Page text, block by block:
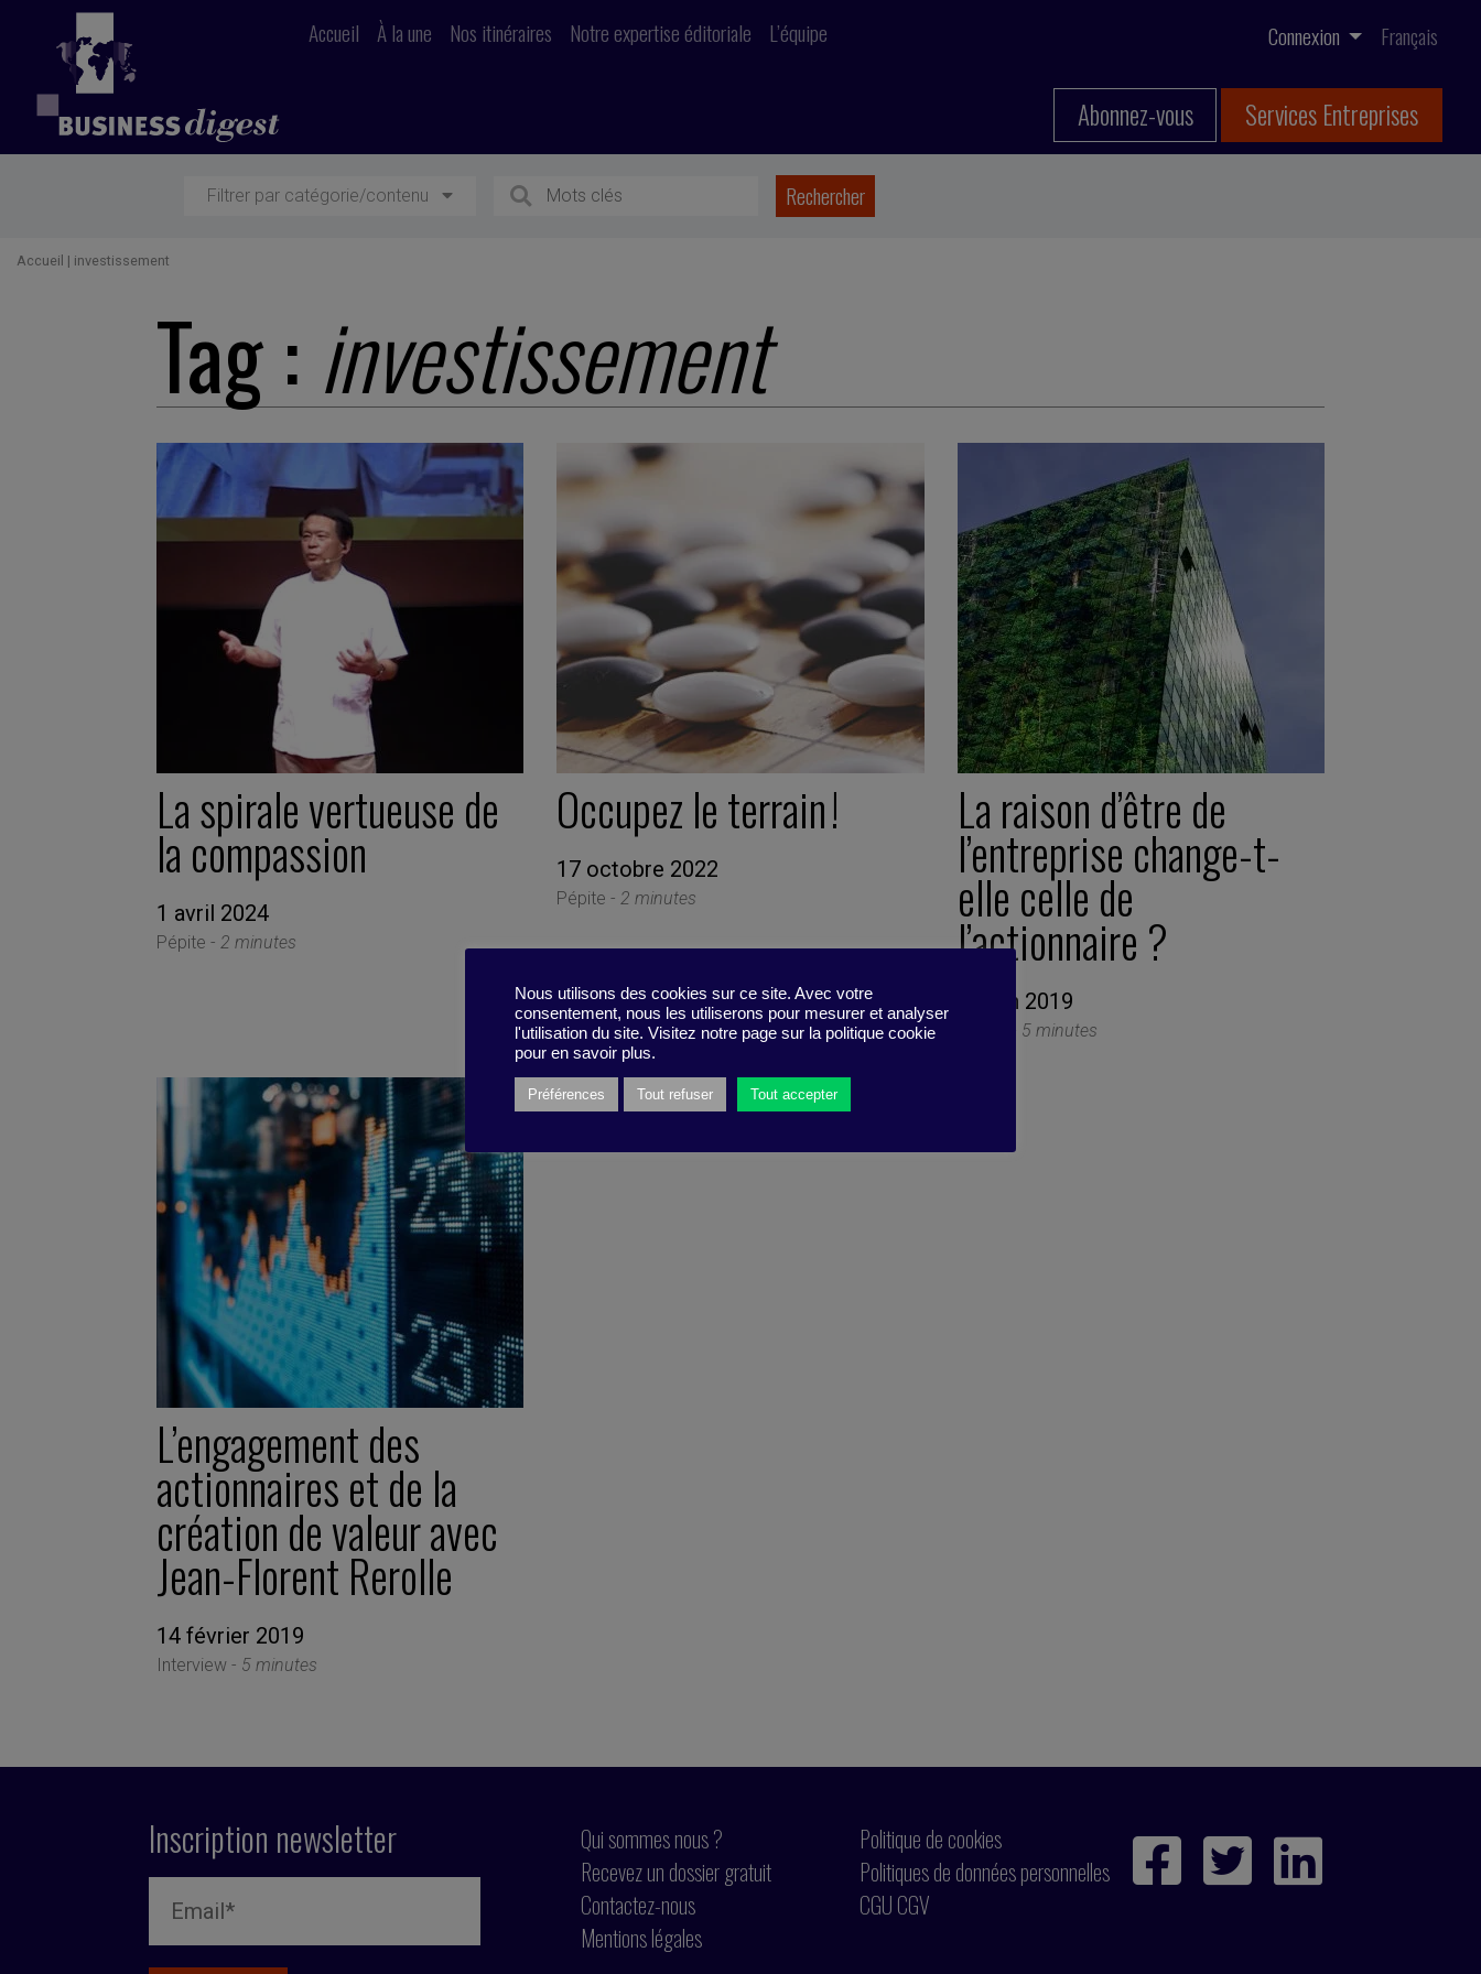
Accueil À la une Nos itinéraires Notre expertise éditoriale L’équipe Connexion Français
Abonnez-vous Services Entreprises
Filtrer par catégorie/contenu
Accueil | investissement
Tag : investissement
La spirale vertueuse de
la compassion
1 avril 2024
Pépite - 2 minutes
Occupez le terrain !
17 octobre 2022
Pépite - 2 minutes
La raison d’être de
l’entreprise change-t-
elle celle de
l’actionnaire ?
19 juin 2019
5 minutes
L’engagement des
actionnaires et de la
création de valeur avec
Jean-Florent Rerolle
14 février 2019
Interview - 5 minutes
Inscription newsletter
Qui sommes nous ?
Recevez un dossier gratuit
Contactez-nous
Mentions légales
Politique de cookies
Politiques de données personnelles
CGU CGV
Nous utilisons des cookies sur ce site. Avec votre
consentement, nous les utiliserons pour mesurer et analyser
l'utilisation du site. Visitez notre page sur la politique cookie
pour en savoir plus.
Préférences Tout refuser Tout accepter